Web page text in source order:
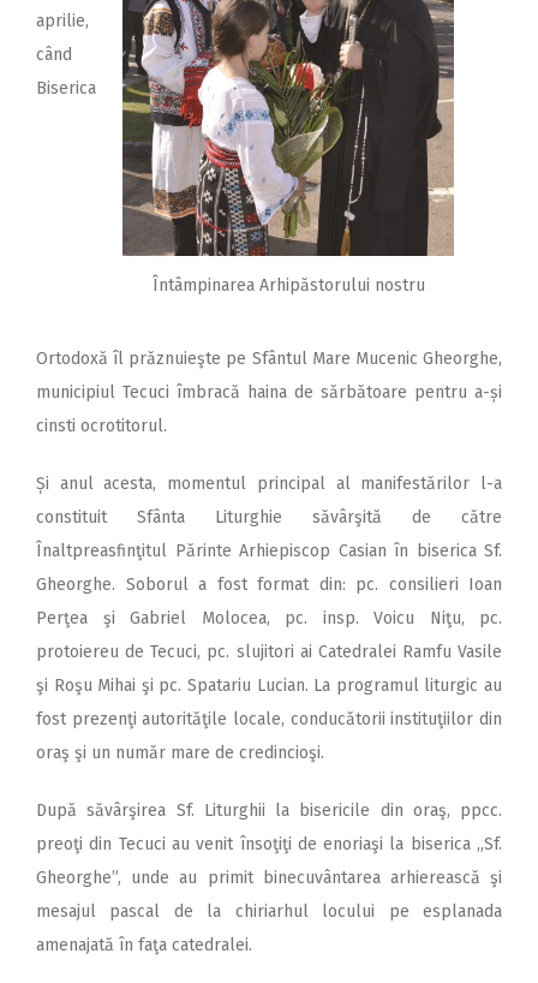
2010
2009
Întâmpinarea Arhipăstorului nostru
aprilie,
când
Biserica
Ortodoxă îl prăznuieşte pe Sfântul Mare Mucenic Gheorghe,
municipiul Tecuci îmbracă haina de sărbătoare pentru a-și
cinsti ocrotitorul.
Și anul acesta, momentul principal al manifestărilor l-a
constituit Sfânta Liturghie săvârşită de către
Înaltpreasfinţitul Părinte Arhiepiscop Casian în biserica Sf.
Gheorghe. Soborul a fost format din: pc. consilieri Ioan
Perţea şi Gabriel Molocea, pc. insp. Voicu Niţu, pc.
protoiereu de Tecuci, pc. slujitori ai Catedralei Ramfu Vasile
şi Roşu Mihai şi pc. Spatariu Lucian. La programul liturgic au
fost prezenţi autorităţile locale, conducătorii instituţiilor din
oraş şi un număr mare de credincioşi.
După săvârşirea Sf. Liturghii la bisericile din oraş, ppcc.
preoţi din Tecuci au venit însoţiţi de enoriaşi la biserica ,,Sf.
Gheorghe”, unde au primit binecuvântarea arhierească şi
mesajul pascal de la chiriarhul locului pe esplanada
amenajată în faţa catedralei.